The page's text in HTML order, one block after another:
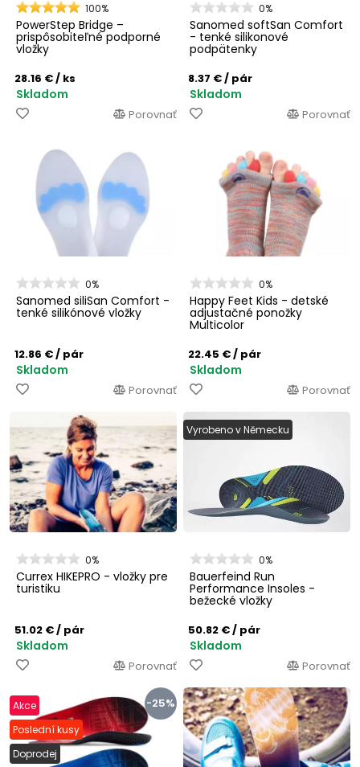
100%
PowerStep Bridge –
prispôsobiteľné podporné
vložky
28.16 €/ ks
Skladom
Porovnať
0%
Sanomed softSan Comfort
- tenké silikonové
podpätenky
8.37 €/ pár
Skladom
Porovnať
0%
Sanomed siliSan Comfort -
tenké silikónové vložky
12.86 €/ pár
Skladom
Porovnať
0%
Happy Feet Kids - detské
adjustačné ponožky
Multicolor
22.45 €/ pár
Skladom
Porovnať
0%
Currex HIKEPRO - vložky pre
turistiku
51.02 €/ pár
Skladom
Porovnať
Vyrobeno v Německu
0%
Bauerfeind Run
Performance Insoles -
bežecké vložky
50.82 €/ pár
Skladom
Porovnať
-25%
Akce
Poslední kusy
Doprodej